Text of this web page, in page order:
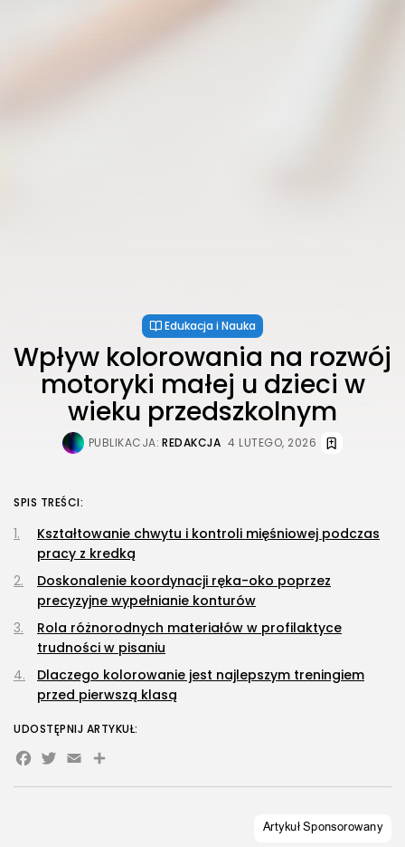
Edukacja i Nauka
Wpływ kolorowania na rozwój
motoryki małej u dzieci w
wieku przedszkolnym
PUBLIKACJA: REDAKCJA 4 LUTEGO, 2026
SPIS TREŚCI:
Kształtowanie chwytu i kontroli mięśniowej podczas
pracy z kredką
Doskonalenie koordynacji ręka-oko poprzez
precyzyjne wypełnianie konturów
Rola różnorodnych materiałów w profilaktyce
trudności w pisaniu
Dlaczego kolorowanie jest najlepszym treningiem
przed pierwszą klasą
UDOSTĘPNIJ ARTYKUŁ:
Facebook
Twitter
EmailShare